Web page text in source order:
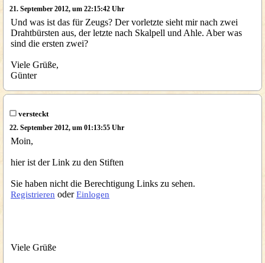
21. September 2012, um 22:15:42 Uhr
Und was ist das für Zeugs? Der vorletzte sieht mir nach zwei
Drahtbürsten aus, der letzte nach Skalpell und Ahle. Aber was
sind die ersten zwei?
Viele Grüße,
Günter
versteckt
22. September 2012, um 01:13:55 Uhr
Moin,
hier ist der Link zu den Stiften
Sie haben nicht die Berechtigung Links zu sehen.
Registrieren oderEinlogen
Viele Grüße